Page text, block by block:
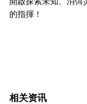
的指揮！
相关资讯